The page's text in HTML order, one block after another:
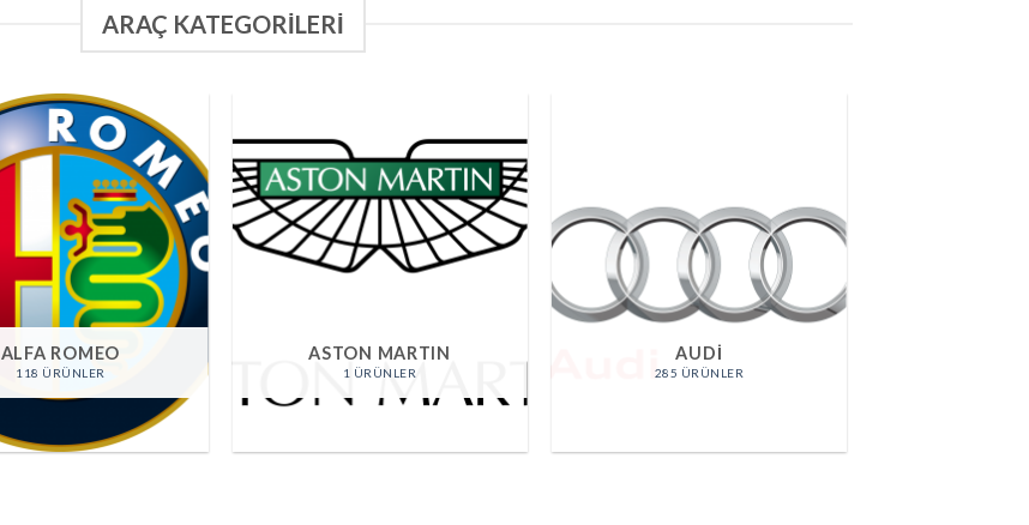
ARAÇ KATEGORILERI
ALFA ROMEO
118 ÜRÜNLER
ASTON MARTIN
1 ÜRÜNLER
AUDI
285 ÜRÜNLER